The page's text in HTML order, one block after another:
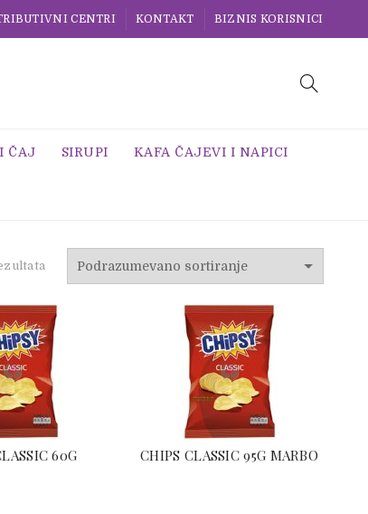
CENTRI KONTAKT BIZNIS KORISNICI
ČAJ SIRUPI KAFA ČAJEVI I NAPICI
60G CHIPS CLASSIC 95G MARBO